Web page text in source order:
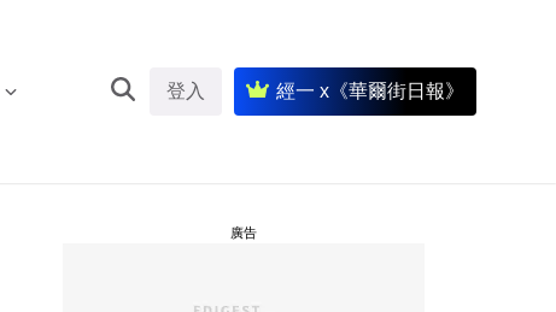
登入 經一 x《華爾街日報》
廣告